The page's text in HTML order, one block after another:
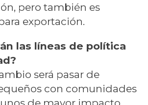
pero también es
exportación.
las líneas de política
será pasar de
con comunidades